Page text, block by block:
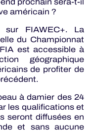
américain ?
sur FIAWEC+. La
du Championnat
est accessible à
géographique
de profiter de
à damier des 24
les qualifications et
seront diffusées en
et sans aucune